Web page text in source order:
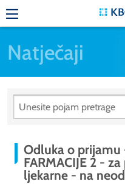
Natječaji
Odluka o prijamu
FARMACIJE 2 -
ljekarne - na